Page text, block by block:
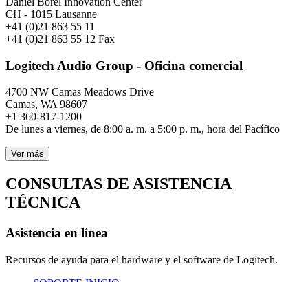
CH - 1015 Lausanne
+41 (0)21 863 55 11
+41 (0)21 863 55 12 Fax
Logitech Audio Group - Oficina comercial
4700 NW Camas Meadows Drive
Camas, WA 98607
+1 360-817-1200
De lunes a viernes, de 8:00 a. m. a 5:00 p. m., hora del Pacífico
Ver más
CONSULTAS DE ASISTENCIA
TÉCNICA
Asistencia en línea
Recursos de ayuda para el hardware y el software de Logitech.